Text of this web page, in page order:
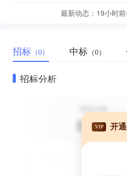
最新动态： 19小时前
招标 （0） 中标 （0）
招标分析
VIP 开